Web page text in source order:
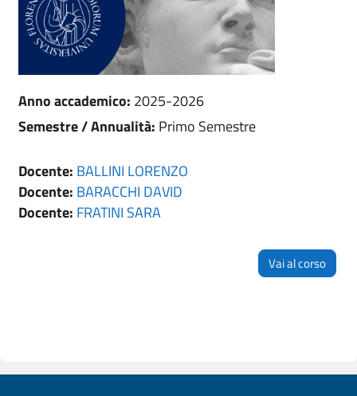
Anno accademico: 2025-2026
Semestre / Annualità: Primo Semestre
Docente: BALLINI LORENZO
Docente: BARACCHI DAVID
Docente: FRATINI SARA
Vai al corso